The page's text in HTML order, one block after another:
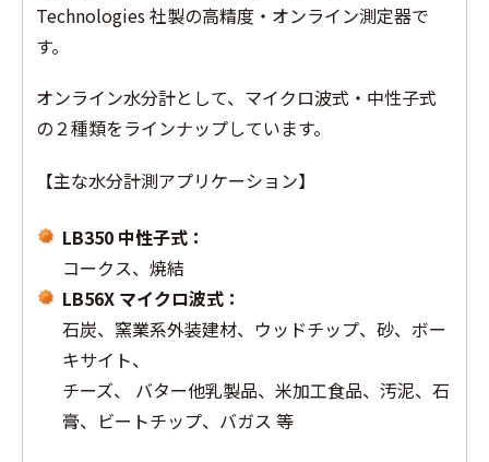
Technologies 社製の⾼精度・オンライン測定器で
す。
オンライン水分計として、マイクロ波式・中性子式
の２種類をラインナップしています。
【主な水分計測アプリケーション】
LB350 中性子式：
コークス、焼結
LB56X マイクロ波式：
石炭、窯業系外装建材、ウッドチップ、砂、ボー
キサイト、
チーズ、 バター他乳製品、米加工食品、汚泥、石
膏、ビートチップ、バガス 等